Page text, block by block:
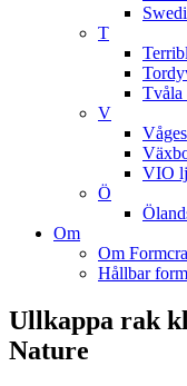
T
Tvåla
V
Våges
VIO
Ö
Om
Om
Hållbar
Ullkappa rak
Nature